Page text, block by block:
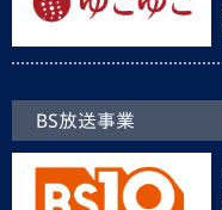
BS放送事業